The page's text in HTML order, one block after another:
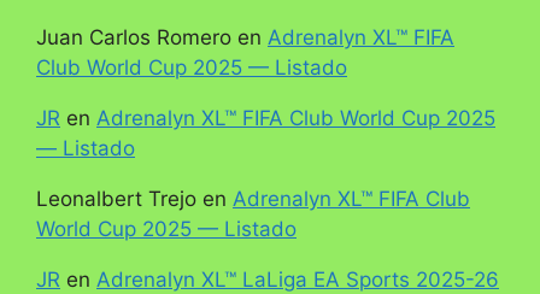
Juan Carlos Romero en Adrenalyn XL™ FIFA
Club World Cup 2025 — Listado
JR en Adrenalyn XL™ FIFA Club World Cup 2025
— Listado
Leonalbert Trejo en Adrenalyn XL™ FIFA Club
World Cup 2025 — Listado
JR en Adrenalyn XL™ LaLiga EA Sports 2025-26